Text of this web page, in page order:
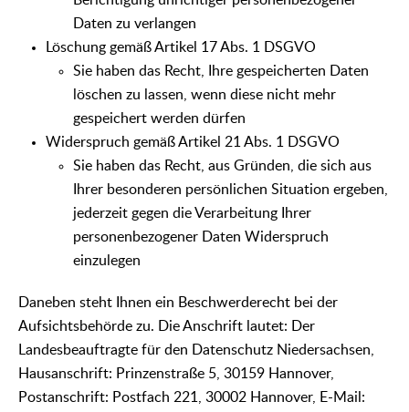
Daten zu verlangen
Löschung gemäß Artikel 17 Abs. 1 DSGVO
Sie haben das Recht, Ihre gespeicherten Daten
löschen zu lassen, wenn diese nicht mehr
gespeichert werden dürfen
Widerspruch gemäß Artikel 21 Abs. 1 DSGVO
Sie haben das Recht, aus Gründen, die sich aus
Ihrer besonderen persönlichen Situation ergeben,
jederzeit gegen die Verarbeitung Ihrer
personenbezogener Daten Widerspruch
einzulegen
Daneben steht Ihnen ein Beschwerderecht bei der
Aufsichtsbehörde zu. Die Anschrift lautet: Der
Landesbeauftragte für den Datenschutz Niedersachsen,
Hausanschrift: Prinzenstraße 5, 30159 Hannover,
Postanschrift: Postfach 221, 30002 Hannover, E-Mail: